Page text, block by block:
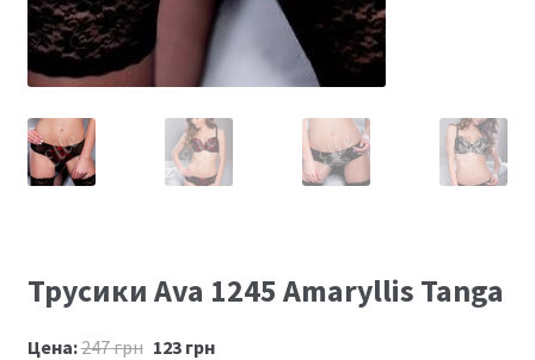
Трусики Ava 1245 Amaryllis Tanga
Цена:247грн 123грн